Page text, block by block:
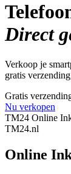
Direct
Verkoop je
gratis
Gratis
Nu verkopen
TM24 Online
TM24.nl
Online